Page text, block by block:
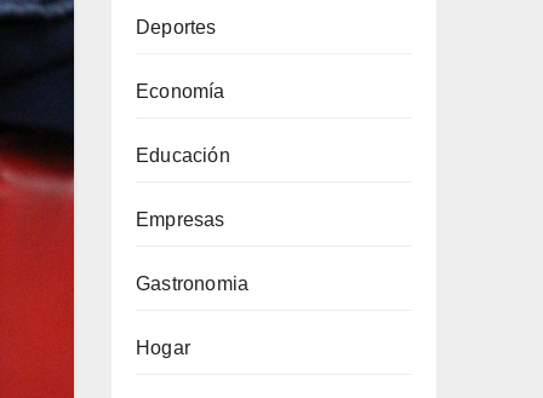
Deportes
Economía
Educación
Empresas
Gastronomia
Hogar